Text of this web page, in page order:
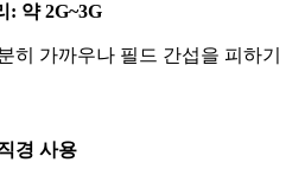
: 약 2G~3G
히 가까우나 필드 간섭을 피하기
경 사용